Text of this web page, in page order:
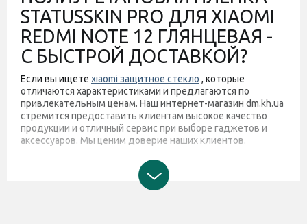
STATUSSKIN PRO ДЛЯ XIAOMI
REDMI NOTE 12 ГЛЯНЦЕВАЯ -
С БЫСТРОЙ ДОСТАВКОЙ?
Если вы ищете xiaomi защитное стекло , которые
отличаются характеристиками и предлагаются по
привлекательным ценам. Наш интернет-магазин dm.kh.ua
стремится предоставить клиентам высокое качество
продукции и отличный сервис при выборе гаджетов и
аксессуаров. Мы ценим доверие наших клиентов.